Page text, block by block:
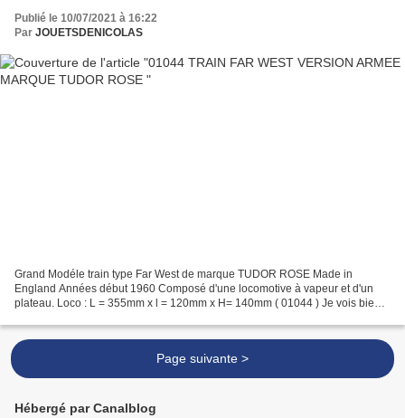
Publié le 10/07/2021 à 16:22
Par JOUETSDENICOLAS
Grand Modéle train type Far West de marque TUDOR ROSE Made in
England Années début 1960 Composé d'une locomotive à vapeur et d'un
plateau. Loco : L = 355mm x l = 120mm x H= 140mm ( 01044 ) Je vois bien
Page suivante >
Hébergé par Canalblog